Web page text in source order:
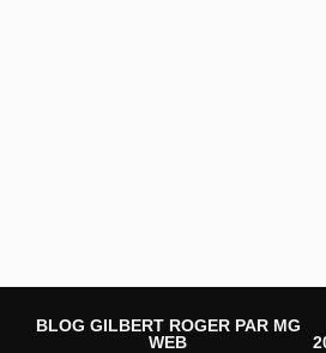
BLOG GILBERT ROGER PAR MG
WEB